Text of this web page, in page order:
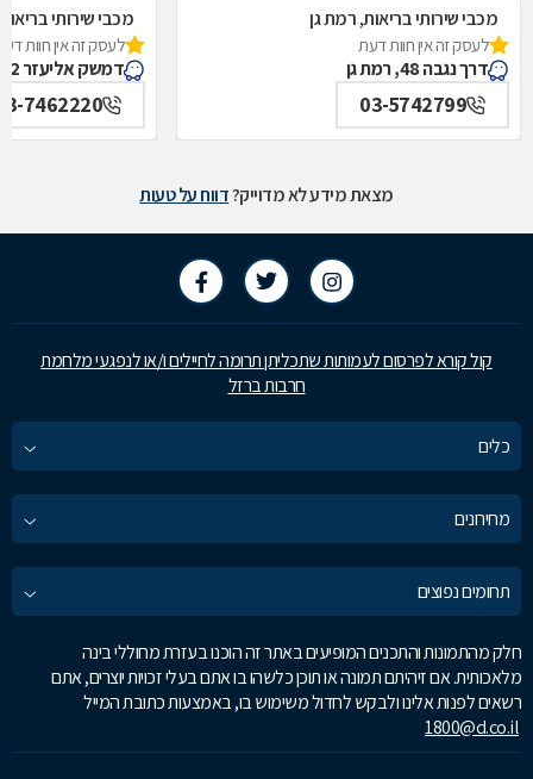
מכבי שירותי בריאות, רמת גן
לעסק זה אין חוות דעת
דרך נגבה 48, רמת גן
03-5742799
מכבי שירותי
לעסק זה אין חוות
דמשק אליעזר 12, בני ברק
7462220
מצאת מידע לא מדוייק?דווח על טעות
קול קורא לפרסום לעמותות שתכליתן תרומה לחיילים ו/או לנפגעי מלחמת
חרבות ברזל
כלים
מחירונים
תחומים נפוצים
חלק מהתמונות והתכנים המופיעים באתר זה הוכנו בעזרת מחוללי בינה
מלאכותית. אם זיהיתם תמונה או תוכן כלשהו בו אתם בעלי זכויות יוצרים, אתם
רשאים לפנות אלינו ולבקש לחדול משימוש בו, באמצעות כתובת המייל
1800@d.co.il